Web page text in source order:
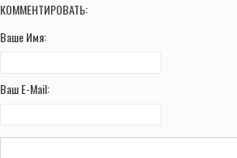
КОММЕНТИРОВАТЬ:
Ваше Имя:
Ваш E-Mail: